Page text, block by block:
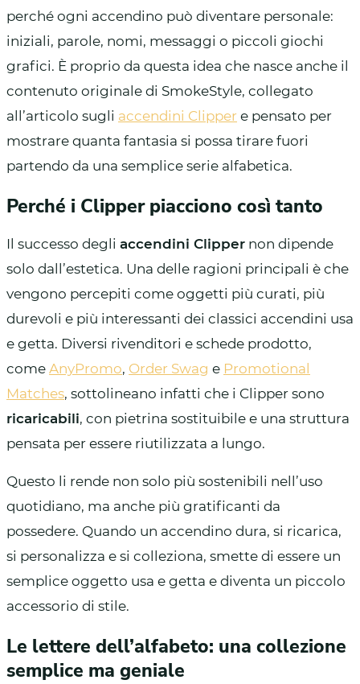
perché ogni accendino può diventare personale:
iniziali, parole, nomi, messaggi o piccoli giochi
grafici. È proprio da questa idea che nasce anche il
contenuto originale di SmokeStyle, collegato
all’articolo sugli accendini Clipper e pensato per
mostrare quanta fantasia si possa tirare fuori
partendo da una semplice serie alfabetica.
Perché i Clipper piacciono così tanto
Il successo degli accendini Clipper non dipende
solo dall’estetica. Una delle ragioni principali è che
vengono percepiti come oggetti più curati, più
durevoli e più interessanti dei classici accendini usa
e getta. Diversi rivenditori e schede prodotto,
come AnyPromo, Order Swag e Promotional
Matches, sottolineano infatti che i Clipper sono
ricaricabili, con pietrina sostituibile e una struttura
pensata per essere riutilizzata a lungo.
Questo li rende non solo più sostenibili nell’uso
quotidiano, ma anche più gratificanti da
possedere. Quando un accendino dura, si ricarica,
si personalizza e si colleziona, smette di essere un
semplice oggetto usa e getta e diventa un piccolo
accessorio di stile.
Le lettere dell’alfabeto: una collezione
semplice ma geniale